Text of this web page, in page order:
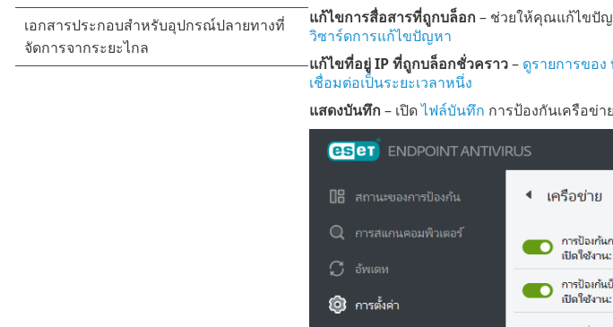
แก้ไขการสื่อสารที่ถูกบล็อก – ช่วยให้คุณแก้ไขปัญ
วิซาร์ดการแก้ไขปัญหา
แก้ไขที่อยู่ IP ที่ถูกบล็อกชั่วคราว– ดูรายการขอ
เชื่อมต่อเป็นระยะเวลาหนึ่ง
แสดงบันทึก – เปิดไฟล์บันทึก การป้องกันเครือข่าย